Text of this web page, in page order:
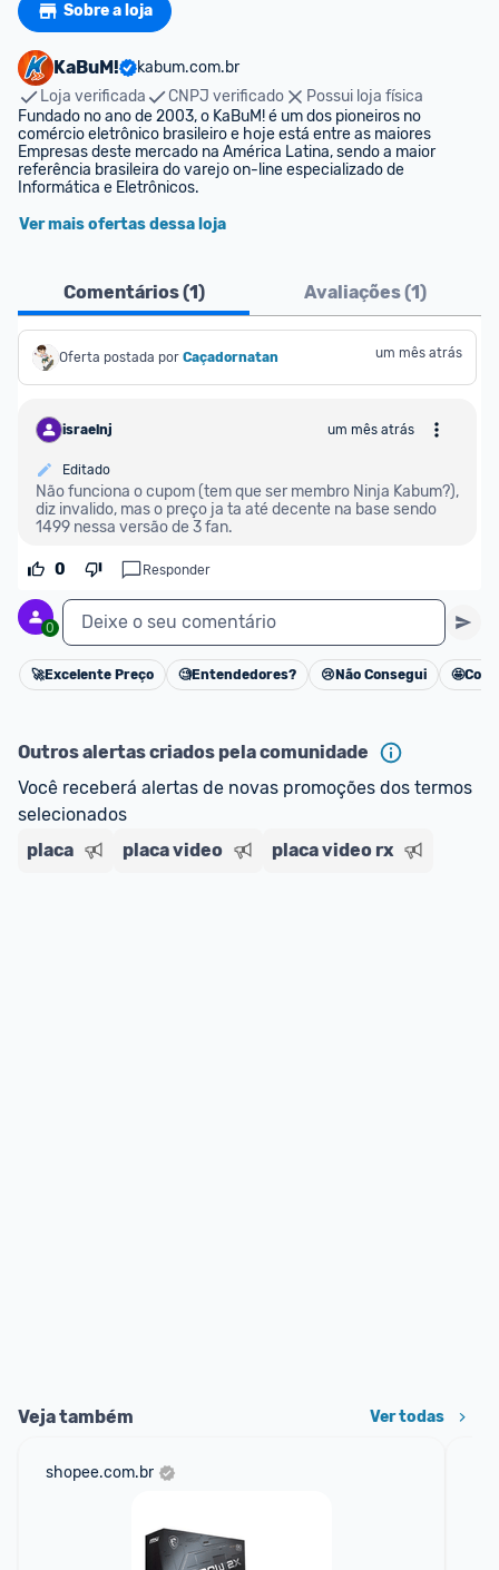
Sobre a loja
KaBuM!
kabum.com.br
Loja verificada
CNPJ verificado
Possui loja física
Fundado no ano de 2003, o KaBuM! é um dos pioneiros no
comércio eletrônico brasileiro e hoje está entre as maiores
Empresas deste mercado na América Latina, sendo a maior
referência brasileira do varejo on-line especializado de
Informática e Eletrônicos.
Ver mais ofertas dessa loja
Comentários (1) Avaliações (1)
Oferta postada por Caçadornatan um mês atrás
israelnj um mês atrás
Editado
Não funciona o cupom (tem que ser membro Ninja Kabum?),
diz invalido, mas o preço ja ta até decente na base sendo
1499 nessa versão de 3 fan.
0 Responder
0 Deixe o seu comentário
Cancelar
🚀Excelente Preço 🧐Entendedores? 😢 Não Consegui 🤩
Outros alertas criados pela comunidade
Você receberá alertas de novas promoções dos termos
selecionados
placa
placa video placa video rx
Veja também Ver todas
shopee.com.br